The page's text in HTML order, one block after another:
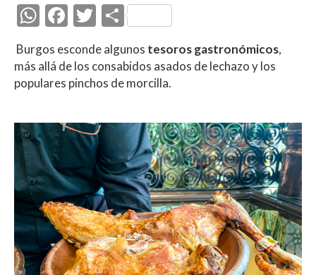
W
at
s
p
p
F
e
b
o
k
T
w
itt
er
C
m
p
ti
r
Burgos esconde algunos tesoros gastronómicos,
más allá de los consabidos asados de lechazo y los
populares pinchos de morcilla.